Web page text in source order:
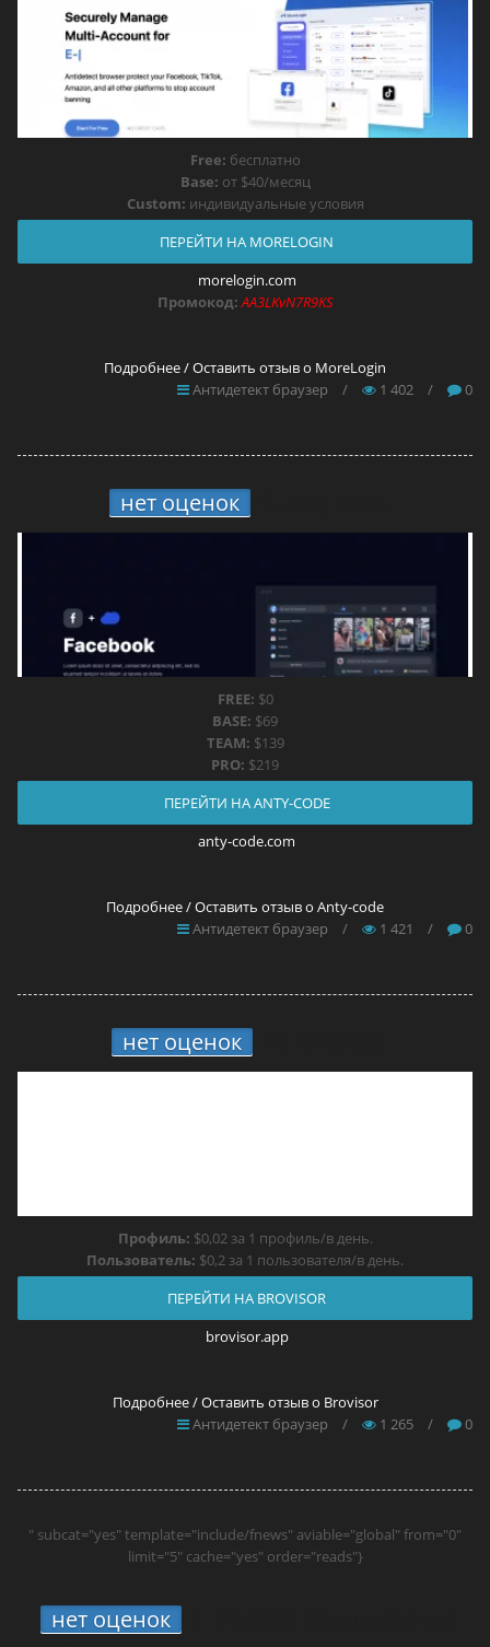
Free: бесплатно
Base: от $40/месяц
Custom: индивидуальные условия
ПЕРЕЙТИ НА MORELOGIN
morelogin.com
Промокод:AA3LKvN7R9KS
Подробнее / Оставить отзыв о MoreLogin
Антидетект браузер
/ 1 402 / 0
нет оценок
FREE: $0
BASE: $69
TEAM: $139
PRO: $219
ПЕРЕЙТИ НА ANTY-CODE
anty-code.com
Подробнее / Оставить отзыв о Anty-code
Антидетект браузер
/ 1 421 / 0
нет оценок
Профиль: $0,02 за 1 профиль/в день.
Пользователь: $0,2 за 1 пользователя/в день.
ПЕРЕЙТИ НА BROVISOR
brovisor.app
Подробнее / Оставить отзыв о Brovisor
Антидетект браузер
/ 1 265 / 0
" subcat="yes" template="include/fnews" aviable="global" from="0"
limit="5" cache="yes" order="reads"}
нет оценок